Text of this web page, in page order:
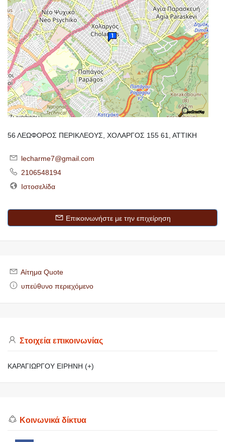
56 ΛΕΩΦΟΡΟΣ ΠΕΡΙΚΛΕΟΥΣ, ΧΟΛΑΡΓΟΣ 155 61, ΑΤΤΙΚΗ
lecharme7@gmail.com
2106548194
Ιστοσελίδα
Επικοινωνήστε με την επιχείρηση
Αίτημα Quote
υπεύθυνο περιεχόμενο
Στοιχεία επικοινωνίας
ΚΑΡΑΓΙΩΡΓΟΥ ΕΙΡΗΝΗ (+)
Κοινωνικά δίκτυα